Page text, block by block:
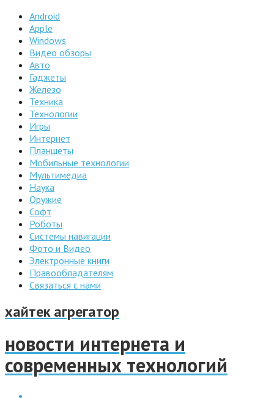
Android
Apple
Windows
Видео обзоры
Авто
Гаджеты
Железо
Техника
Технологии
Игры
Интернет
Планшеты
Мобильные технологии
Мультимедиа
Наука
Оружие
Софт
Роботы
Системы навигации
Фото и Видео
Электронные книги
Правообладателям
Связаться с нами
хайтек агрегатор
новости интернета и
современных технологий